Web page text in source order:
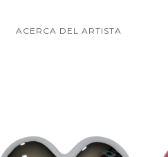
ACERCA DEL ARTISTA